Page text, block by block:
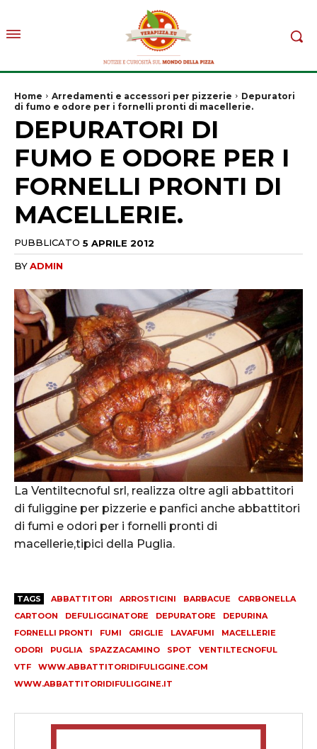
Home Arredamenti e accessori per pizzerie
Depuratori
di fumo e odore per i fornelli pronti di macellerie.
DEPURATORI DI
FUMO E ODORE PER I
FORNELLI PRONTI DI
MACELLERIE.
PUBBLICATO 5 APRILE 2012
BYADMIN
La Ventiltecnoful srl, realizza oltre agli abbattitori
di fuliggine per pizzerie e panfici anche abbattitori
di fumi e odori per i fornelli pronti di
macellerie,tipici della Puglia.
TAGS ABBATTITORI ARROSTICINI BARBACUE
CARBONELLA
CARTOON
DEFULIGGINATORE DEPURATORE
DEPURINA
FORNELLI PRONTI
FUMI GRIGLIE LAVAFUMI
MACELLERIE
ODORI
PUGLIA SPAZZACAMINO SPOT
VENTILTECNOFUL
VTF
WWW.ABBATTITORIDIFULIGGINE.COM
WWW.ABBATTITORIDIFULIGGINE.IT